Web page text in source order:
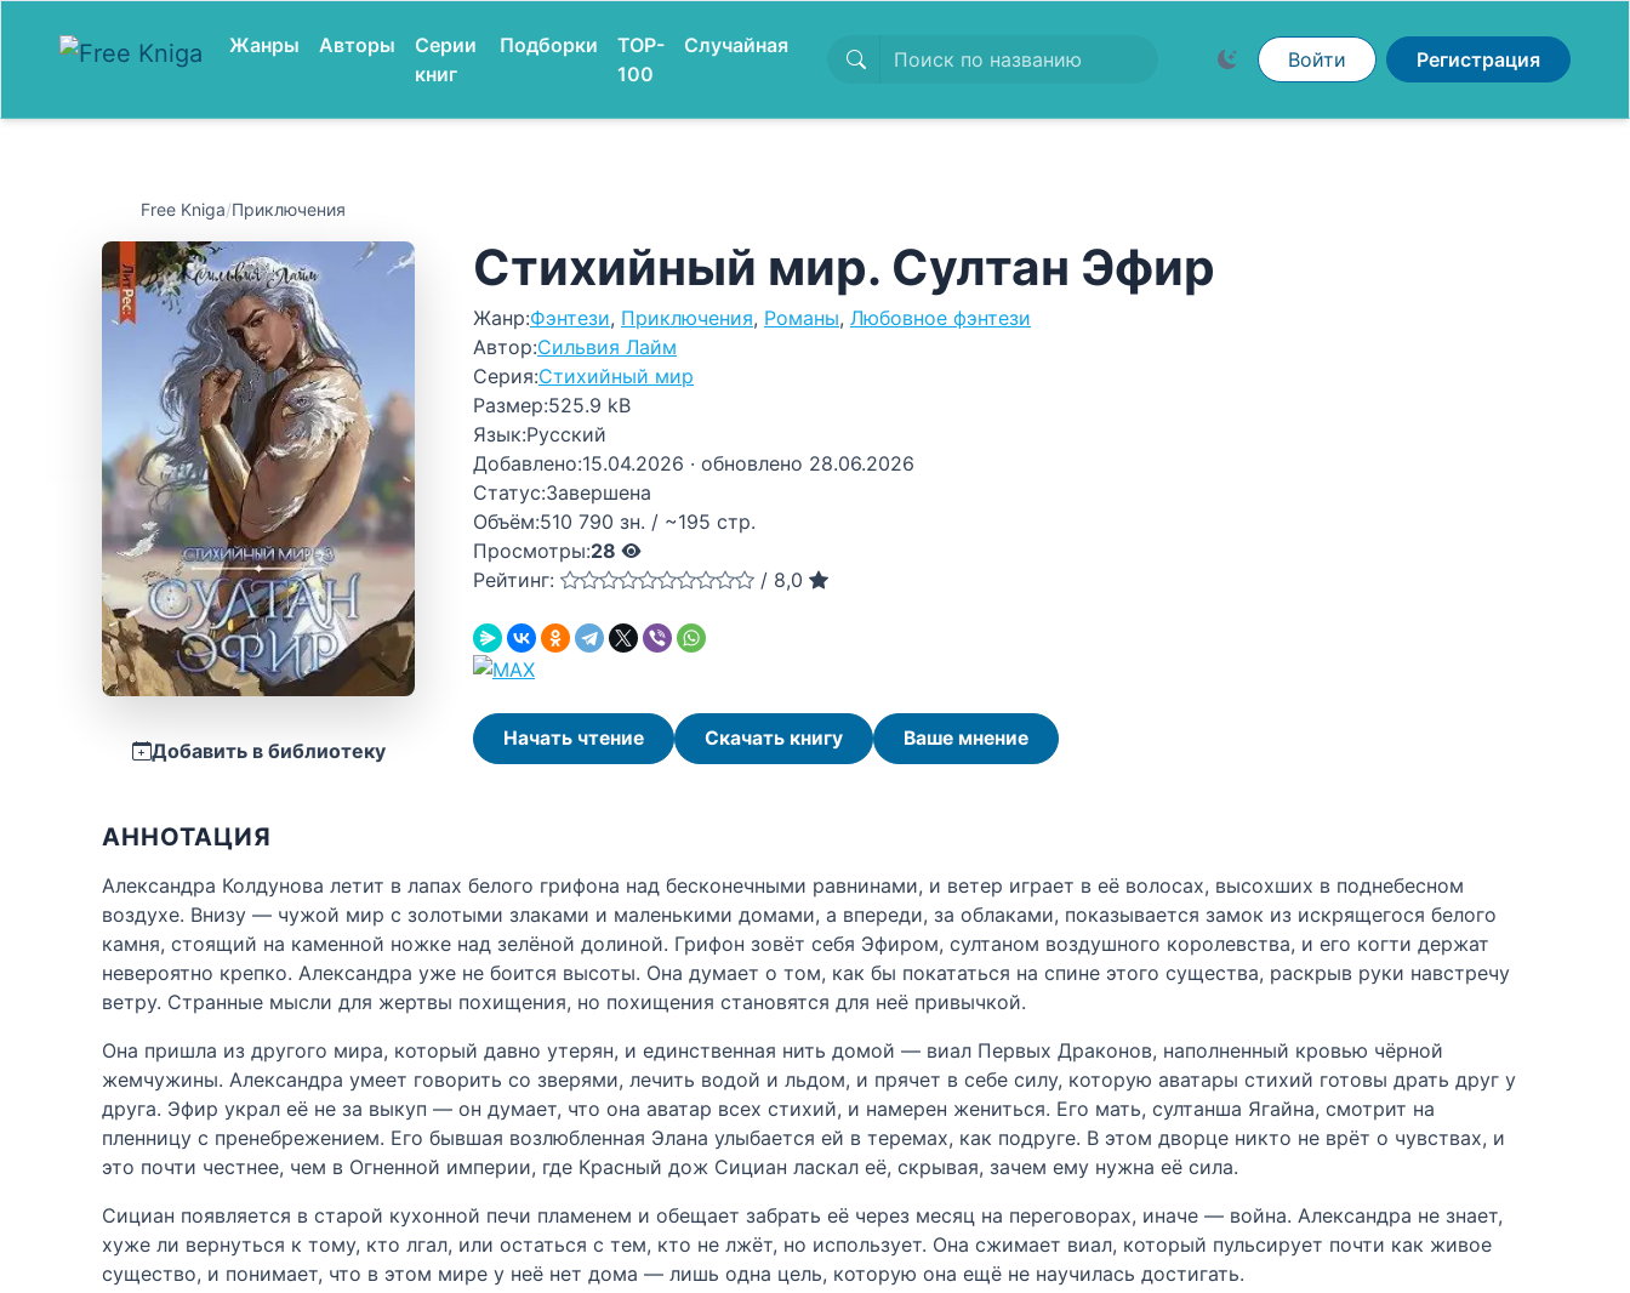
Жанры Авторы
Серии
книг
Подборки
TOP-
100
Случайная
Войти Регистрация
Free Kniga/Приключения
Добавить в библиотеку
Стихийный мир. Султан Эфир
Жанр:Фэнтези, Приключения, Романы, Любовное фэнтези
Автор:Сильвия Лайм
Серия:Стихийный мир
Размер:525.9 kB
Язык:Русский
Добавлено:15.04.2026 · обновлено 28.06.2026
Статус:Завершена
Объём:510 790 зн. / ~195 стр.
Просмотры:28
Рейтинг:
/ 8,0
Начать чтение Скачать книгу Ваше мнение
АННОТАЦИЯ
Александра Колдунова летит в лапах белого грифона над бесконечными равнинами, и ветер играет в её волосах, высохших в поднебесном
воздухе. Внизу — чужой мир с золотыми злаками и маленькими домами, а впереди, за облаками, показывается замок из искрящегося белого
камня, стоящий на каменной ножке над зелёной долиной. Грифон зовёт себя Эфиром, султаном воздушного королевства, и его когти держат
невероятно крепко. Александра уже не боится высоты. Она думает о том, как бы покататься на спине этого существа, раскрыв руки навстречу
ветру. Странные мысли для жертвы похищения, но похищения становятся для неё привычкой.
Она пришла из другого мира, который давно утерян, и единственная нить домой — виал Первых Драконов, наполненный кровью чёрной
жемчужины. Александра умеет говорить со зверями, лечить водой и льдом, и прячет в себе силу, которую аватары стихий готовы драть друг у
друга. Эфир украл её не за выкуп — он думает, что она аватар всех стихий, и намерен жениться. Его мать, султанша Ягайна, смотрит на
пленницу с пренебрежением. Его бывшая возлюбленная Элана улыбается ей в теремах, как подруге. В этом дворце никто не врёт о чувствах, и
это почти честнее, чем в Огненной империи, где Красный дож Сициан ласкал её, скрывая, зачем ему нужна её сила.
Сициан появляется в старой кухонной печи пламенем и обещает забрать её через месяц на переговорах, иначе — война. Александра не знает,
хуже ли вернуться к тому, кто лгал, или остаться с тем, кто не лжёт, но использует. Она сжимает виал, который пульсирует почти как живое
существо, и понимает, что в этом мире у неё нет дома — лишь одна цель, которую она ещё не научилась достигать.